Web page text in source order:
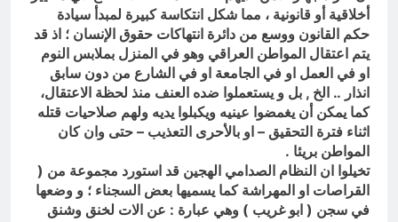
أخلاقية أو قانونية ، مما شكل انتكاسة كبيرة لمبدأ سيادة
حكم القانون ووسع من دائرة انتهاكات حقوق الإنسان ؛ اذ قد
يتم اعتقال المواطن العراقي وهو في المنزل بملابس النوم
او في العمل او في الجامعة او في الشارع من دون سابق
انذار .. الخ , بل و يستعملوا ضده العنف منذ لحظة الاعتقال،
كما يمكن أن يغمضوا عينيه ويكبلوا يديه ولهم صلاحيات قتله
اثناء فترة التحقيق – او بالأحرى التعذيب – حتى وان كان
المواطن بريئا .
تخيلوا ان النظام الصدامي الهجين قد استورد مجموعة من (
القراصات او المهراشة كما يسميها بعض السجناء ؛ و وضعها
في سجن ( ابو غريب ) وهي عبارة : عن الات لخنق وشنق